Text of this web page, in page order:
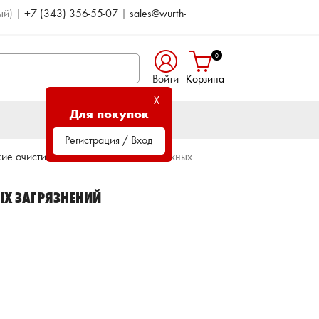
|+7 (343) 356-55-07 |sales@wurth-
Войти
X
Для покупок
Регистрация / Вход
0
Корзина
очистители
Очиститель от сложных
ЗАГРЯЗНЕНИЙ